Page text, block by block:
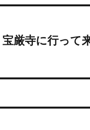
厳寺に行って